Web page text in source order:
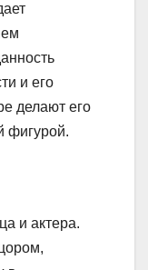
и его
делают его
фигурой.
и актера.